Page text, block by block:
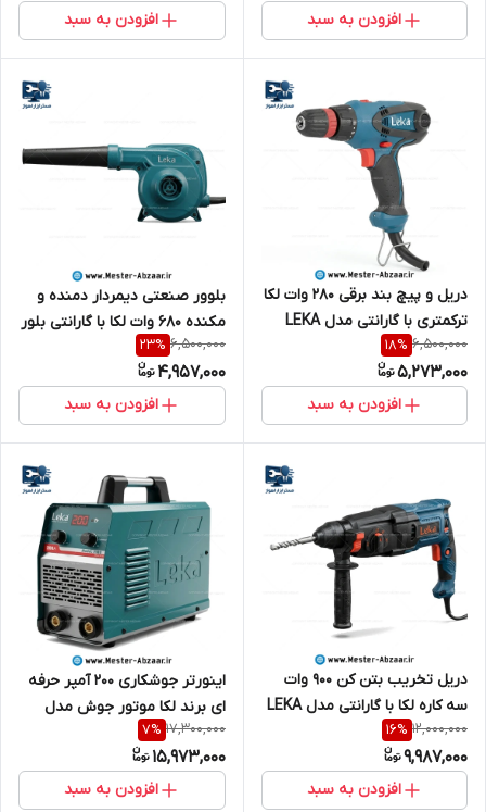
افزودن به سبد افزودن به سبد
دریل و پیچ بند برقی 280 وات لکا
ترکمتری با گارانتی مدل LEKA
SD10-28
6,500,000
18%
5,273,000
افزودن به سبد
بلوور صنعتی دیمردار دمنده و
مکنده 680 وات لکا با گارانتی بلور
مدل LEKA BL42-06
6,500,000
23%
4,957,000
افزودن به سبد
دریل تخریب بتن کن 900 وات
سه کاره لکا با گارانتی مدل LEKA
1332 سه کیلویی
12,000,000
16%
9,987,000
افزودن به سبد
اینورتر جوشکاری 200 آمپر حرفه
ای برند لکا موتور جوش مدل
LEKA 7102 دستگاه جوش
موتورجوش
17,300,000
7%
15,973,000
افزودن به سبد